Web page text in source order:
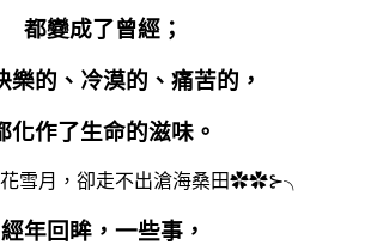
都變成了曾經；
樂的、冷漠的、痛苦的，
化作了生命的滋味。
經年回眸，一些事，